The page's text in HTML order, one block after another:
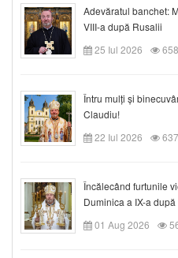
Adevăratul banchet:
VIII-a după Rusalii
25 Iul 2026
658
Întru mulți și
Claudiu!
22 Iul 2026
637
Încălecând furtunile
Duminica a IX-a
01 Aug 2026